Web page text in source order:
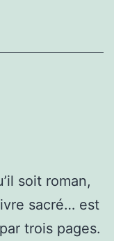
soit roman,
sacré… est
trois pages.